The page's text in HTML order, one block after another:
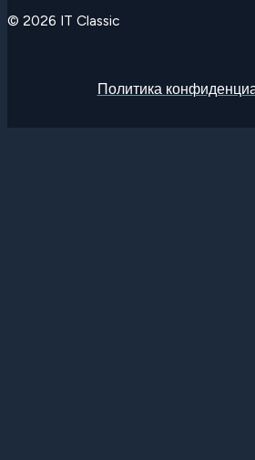
© 2026 IT Classic
Политика